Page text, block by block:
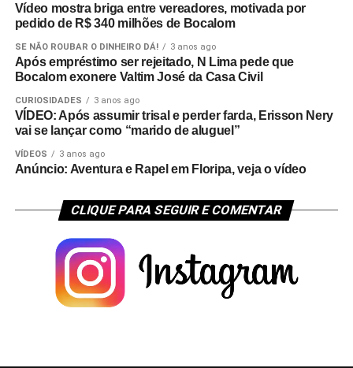
Vídeo mostra briga entre vereadores, motivada por
pedido de R$ 340 milhões de Bocalom
SE NÃO ROUBAR O DINHEIRO DÁ! 3 anos ago
Após empréstimo ser rejeitado, N Lima pede que
Bocalom exonere Valtim José da Casa Civil
CURIOSIDADES 3 anos ago
VÍDEO: Após assumir trisal e perder farda, Erisson Nery
vai se lançar como “marido de aluguel”
VÍDEOS 3 anos ago
Anúncio: Aventura e Rapel em Floripa, veja o vídeo
CLIQUE PARA SEGUIR E COMENTAR